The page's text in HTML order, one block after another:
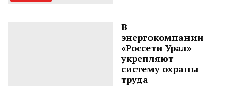
В
энергокомпании
«Россети Урал»
укрепляют
систему охраны
труда